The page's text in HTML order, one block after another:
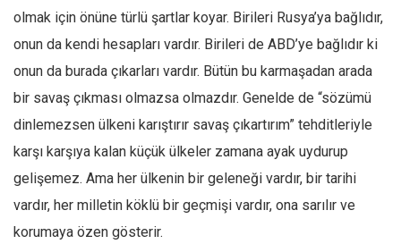
Abir E. Nahas
Amina S. Jenenkovic
Bağdagül Öz
Esra Elönü
Bu Sayı
Tüm Sayılar
Kategoriler
olmak için önüne türlü şartlar koyar. Birileri Rusya’ya bağlıdır,
onun da kendi hesapları vardır. Birileri de ABD’ye bağlıdır ki
onun da burada çıkarları vardır. Bütün bu karmaşadan arada
bir savaş çıkması olmazsa olmazdır. Genelde de “sözümü
dinlemezsen ülkeni karıştırır savaş çıkartırım” tehditleriyle
karşı karşıya kalan küçük ülkeler zamana ayak uydurup
gelişemez. Ama her ülkenin bir geleneği vardır, bir tarihi
vardır, her milletin köklü bir geçmişi vardır, ona sarılır ve
korumaya özen gösterir.